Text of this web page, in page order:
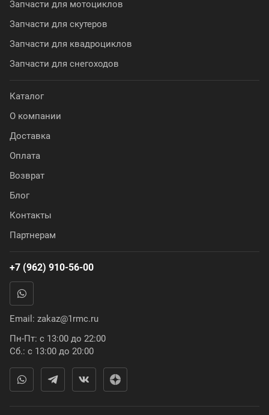
Запчасти для мотоциклов
Запчасти для скутеров
Запчасти для квадроциклов
Запчасти для снегоходов
Каталог
О компании
Доставка
Оплата
Возврат
Блог
Контакты
Партнерам
+7 (962) 910-56-00
Email: zakaz@1rmc.ru
Пн-Пт: с 13:00 до 22:00
Сб.: с 13:00 до 20:00